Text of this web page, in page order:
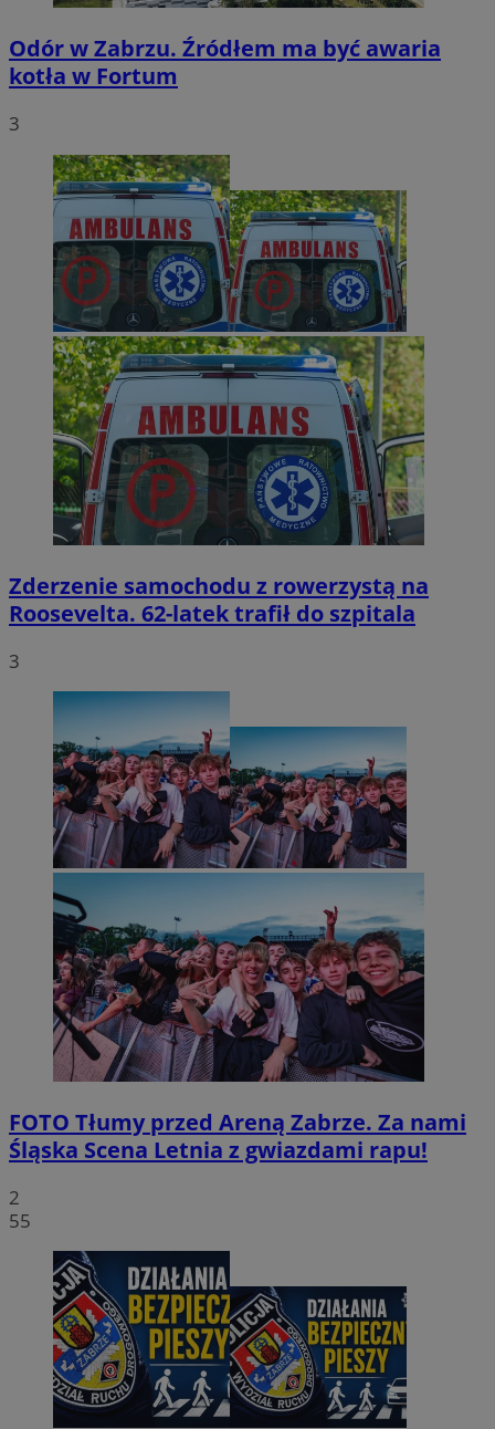
Odór w Zabrzu. Źródłem ma być awaria
kotła w Fortum
3
Zderzenie samochodu z rowerzystą na
Roosevelta. 62-latek trafił do szpitala
3
FOTO Tłumy przed Areną Zabrze. Za nami
Śląska Scena Letnia z gwiazdami rapu!
2
55